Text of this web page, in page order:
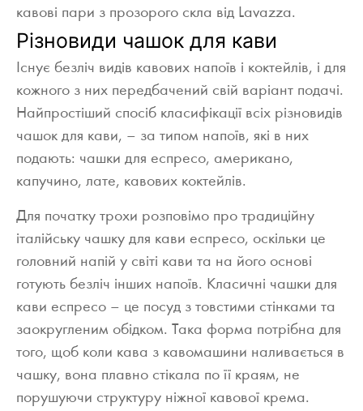
кавові пари з прозорого скла від Lavazza.
Різновиди чашок для кави
Існує безліч видів кавових напоїв і коктейлів, і для
кожного з них передбачений свій варіант подачі.
Найпростіший спосіб класифікації всіх різновидів
чашок для кави, – за типом напоїв, які в них
подають: чашки для еспресо, американо,
капучино, лате, кавових коктейлів.
Для початку трохи розповімо про традиційну
італійську чашку для кави еспресо, оскільки це
головний напій у світі кави та на його основі
готують безліч інших напоїв. Класичні чашки для
кави еспресо – це посуд з товстими стінками та
заокругленим обідком. Така форма потрібна для
того, щоб коли кава з кавомашини наливається в
чашку, вона плавно стікала по її краям, не
порушуючи структуру ніжної кавової крема.